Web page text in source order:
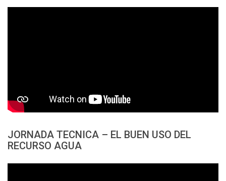
JORNADA TECNICA – EL BUEN USO DEL
RECURSO AGUA